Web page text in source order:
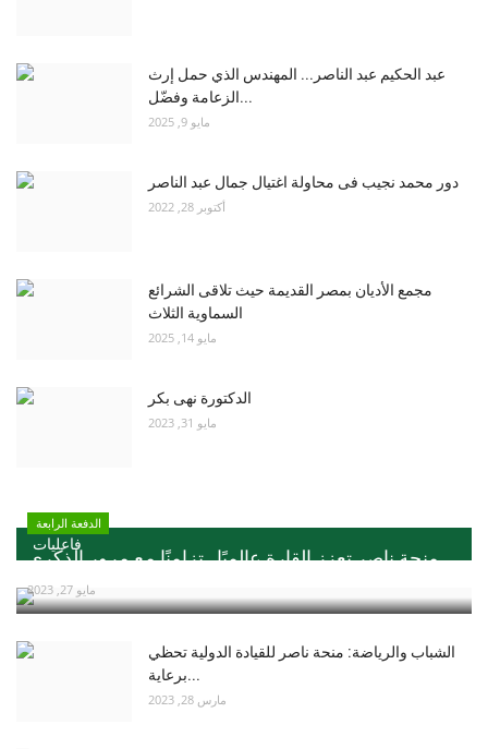
عبد الحكيم عبد الناصر... المهندس الذي حمل إرث
الزعامة وفضّل...
مايو 9, 2025
دور محمد نجيب فى محاولة اغتيال جمال عبد الناصر
أكتوبر 28, 2022
مجمع الأديان بمصر القديمة حيث تلاقى الشرائع
السماوية الثلاث
مايو 14, 2025
الدكتورة نهى بكر
مايو 31, 2023
فاعليات
الدفعة الرابعة
منحة ناصر تعزز القارة عالميًا ..تزامنًا مع مرور الذكري...
مايو 27, 2023
الشباب والرياضة: منحة ناصر للقيادة الدولية تحظي
برعاية...
مارس 28, 2023